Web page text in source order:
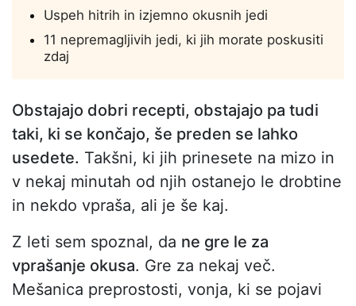
Uspeh hitrih in izjemno okusnih jedi
11 nepremagljivih jedi, ki jih morate poskusiti
zdaj
Obstajajo dobri recepti, obstajajo pa tudi
taki, ki se končajo, še preden se lahko
usedete. Takšni, ki jih prinesete na mizo in
v nekaj minutah od njih ostanejo le drobtine
in nekdo vpraša, ali je še kaj.
Z leti sem spoznal, da ne gre le za
vprašanje okusa. Gre za nekaj več.
Mešanica preprostosti, vonja, ki se pojavi